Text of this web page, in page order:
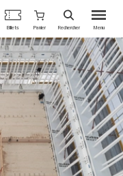
Menu
Billets Panier Rechercher